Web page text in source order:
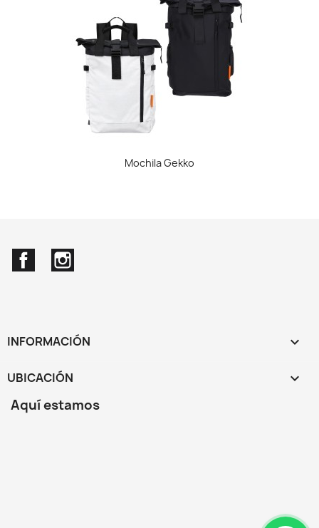
Mochila Gekko
Facebook
INFORMACIÓN 
UBICACIÓN keyboard_arrow_down
Aquí estamos